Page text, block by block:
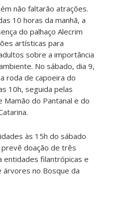
não faltarão atrações.
10 horas da manhã, a
do palhaço Alecrim
artísticas para
sobre a importância
No sábado, dia 9,
roda de capoeira do
10h, seguida pelas
do Pantanal e do
às 15h do sábado
prevê doação de três
entidades filantrópicas e
árvores no Bosque da